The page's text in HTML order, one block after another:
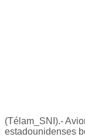
(Télam_SNI).-
estadounidenses